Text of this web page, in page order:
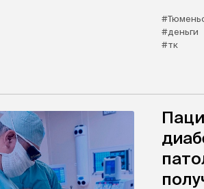
#деньги
#тк